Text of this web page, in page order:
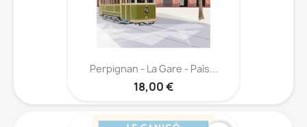
Perpignan - La Gare - Paìs...
18,00 €